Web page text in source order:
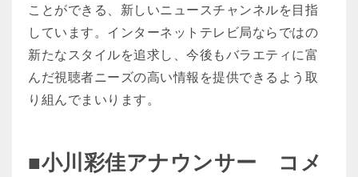
ことができる、新しいニュースチャンネルを目指
しています。インターネットテレビ局ならではの
新たなスタイルを追求し、今後もバラエティに富
んだ視聴者ニーズの高い情報を提供できるよう取
り組んでまいります。
■小川彩佳アナウンサー コメ